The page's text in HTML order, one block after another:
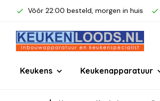
Vóór 22:00 besteld, morgen in huis
Keukens Keukenapparatuur